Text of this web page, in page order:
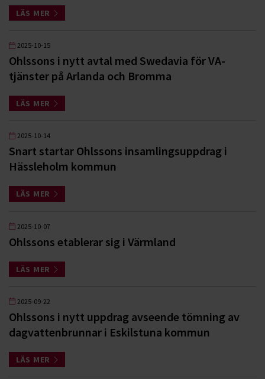
LÄS MER
2025-10-15
Ohlssons i nytt avtal med Swedavia för VA-
tjänster på Arlanda och Bromma
LÄS MER
2025-10-14
Snart startar Ohlssons insamlingsuppdrag i
Hässleholm kommun
LÄS MER
2025-10-07
Ohlssons etablerar sig i Värmland
LÄS MER
2025-09-22
Ohlssons i nytt uppdrag avseende tömning av
dagvattenbrunnar i Eskilstuna kommun
LÄS MER